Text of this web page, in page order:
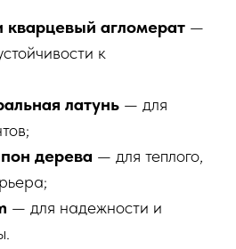
кварцевый агломерат —
к
латунь — для
дерева — для теплого,
— для надежности и